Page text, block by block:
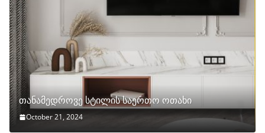
თანამედროვე სტილის საერთო ოთახი
October 21, 2024